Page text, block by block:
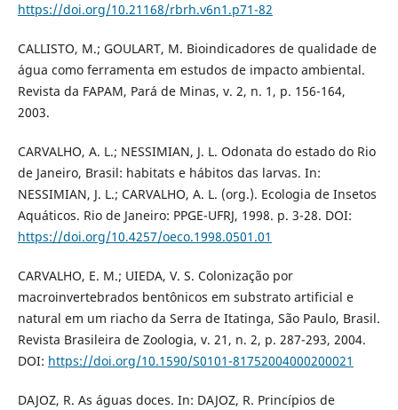
https://doi.org/10.21168/rbrh.v6n1.p71-82
CALLISTO, M.; GOULART, M. Bioindicadores de qualidade de
água como ferramenta em estudos de impacto ambiental.
Revista da FAPAM, Pará de Minas, v. 2, n. 1, p. 156-164,
2003.
CARVALHO, A. L.; NESSIMIAN, J. L. Odonata do estado do Rio
de Janeiro, Brasil: habitats e hábitos das larvas. In:
NESSIMIAN, J. L.; CARVALHO, A. L. (org.). Ecologia de Insetos
Aquáticos. Rio de Janeiro: PPGE-UFRJ, 1998. p. 3-28. DOI:
https://doi.org/10.4257/oeco.1998.0501.01
CARVALHO, E. M.; UIEDA, V. S. Colonização por
macroinvertebrados bentônicos em substrato artificial e
natural em um riacho da Serra de Itatinga, São Paulo, Brasil.
Revista Brasileira de Zoologia, v. 21, n. 2, p. 287-293, 2004.
DOI: https://doi.org/10.1590/S0101-81752004000200021
DAJOZ, R. As águas doces. In: DAJOZ, R. Princípios de